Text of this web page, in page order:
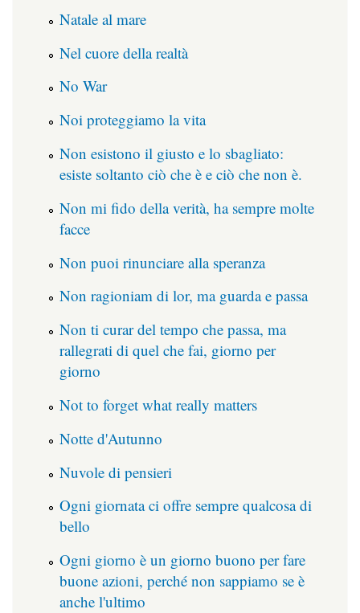
Natale al mare
Nel cuore della realtà
No War
Noi proteggiamo la vita
Non esistono il giusto e lo sbagliato:
esiste soltanto ciò che è e ciò che non è.
Non mi fido della verità, ha sempre molte
facce
Non puoi rinunciare alla speranza
Non ragioniam di lor, ma guarda e passa
Non ti curar del tempo che passa, ma
rallegrati di quel che fai, giorno per
giorno
Not to forget what really matters
Notte d'Autunno
Nuvole di pensieri
Ogni giornata ci offre sempre qualcosa di
bello
Ogni giorno è un giorno buono per fare
buone azioni, perché non sappiamo se è
anche l'ultimo